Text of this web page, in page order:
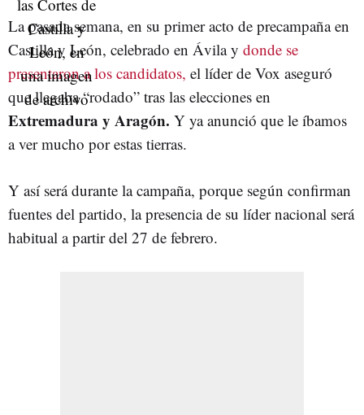
La pasada semana, en su primer acto de precampaña en
Castilla y León, celebrado en Ávila y donde se
presentaron a los candidatos, el líder de Vox aseguró
que llegaba “rodado” tras las elecciones en
Extremadura y Aragón. Y ya anunció que le íbamos
a ver mucho por estas tierras.
Y así será durante la campaña, porque según confirman
fuentes del partido, la presencia de su líder nacional será
habitual a partir del 27 de febrero.